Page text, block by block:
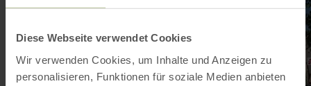
Diese Webseite verwendet Cookies
Wir verwenden Cookies, um Inhalte und Anzeigen zu
personalisieren, Funktionen für soziale Medien anbieten